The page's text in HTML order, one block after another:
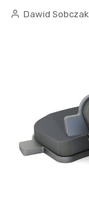
Dawid Sobczak